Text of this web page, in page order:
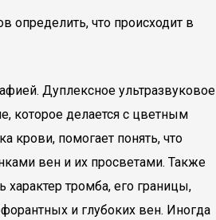
определить, что происходит в
Дуплексное ультразвуковое
которое делается с цветным
крови, помогает понять, что
вен и их просветами. Также
тромба, его границы,
и глубоких вен. Иногда